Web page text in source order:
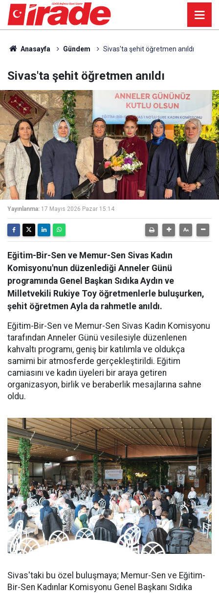
Anasayfa Gündem Sivas'ta şehit öğretmen anıldı
Sivas'ta şehit öğretmen anıldı
Yayınlanma: 17 Mayıs 2026 Pazar 15:14
Eğitim-Bir-Sen ve Memur-Sen Sivas Kadın
Komisyonu'nun düzenlediği Anneler Günü
programında Genel Başkan Sıdıka Aydın ve
Milletvekili Rukiye Toy öğretmenlerle buluşurken,
şehit öğretmen Ayla da rahmetle anıldı.
Eğitim-Bir-Sen ve Memur-Sen Sivas Kadın Komisyonu
tarafından Anneler Günü vesilesiyle düzenlenen
kahvaltı programı, geniş bir katılımla ve oldukça
samimi bir atmosferde gerçekleştirildi. Eğitim
camiasını ve kadın üyeleri bir araya getiren
organizasyon, birlik ve beraberlik mesajlarına sahne
oldu.
Sivas'taki bu özel buluşmaya; Memur-Sen ve Eğitim-
Bir-Sen Kadınlar Komisyonu Genel Başkanı Sıdıka